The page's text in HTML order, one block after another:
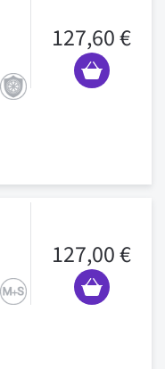
127,60 €
127,00 €